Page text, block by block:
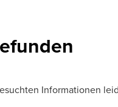
Informationen